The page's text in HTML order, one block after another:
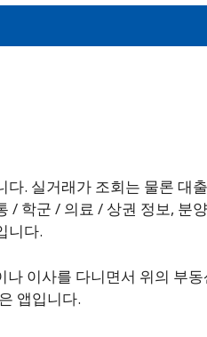
. 실거래가 조회는 물론 대
/ 학군 / 의료 / 상권 정보, 분
니다.
이사를 다니면서 위의 부
앱입니다.